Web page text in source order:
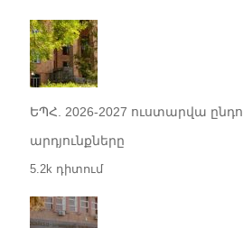
ԵՊՀ. 2026-2027 ուստարվա
արդյունքները
5.2k դիտում